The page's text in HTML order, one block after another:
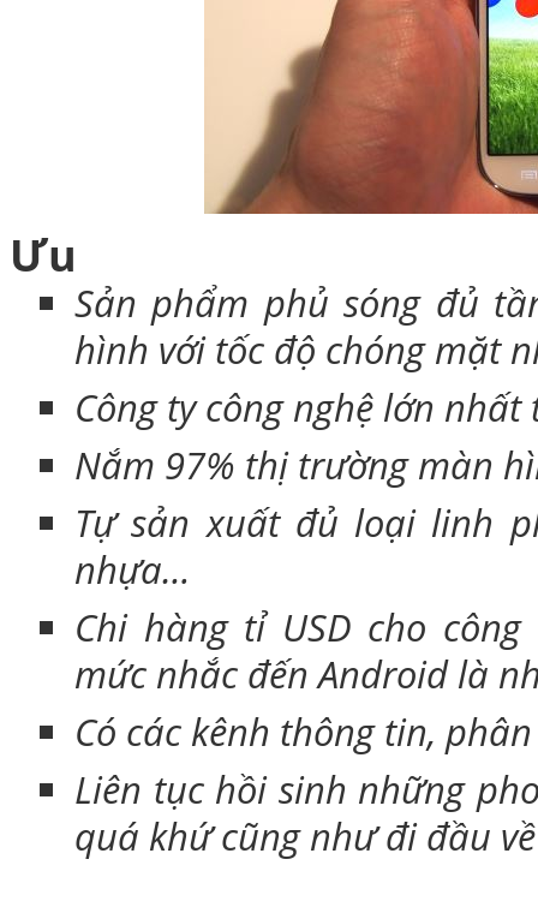
Ưu
Sản phẩm phủ sóng đủ
hình với tốc độ chóng mặt
Công ty công nghệ lớn
Nắm 97% thị trường màn
Tự sản xuất đủ loại linh
nhựa…
Chi hàng tỉ USD cho
mức nhắc đến Android là
Có các kênh thông tin,
Liên tục hồi sinh những
quá khứ cũng như đi đầu